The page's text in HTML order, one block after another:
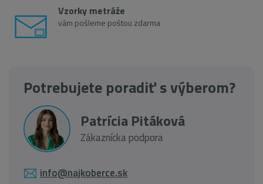
Vzorky metráže
vám pošleme poštou zdarma
Potrebujete poradiť s výberom?
Patrícia Pitáková
Zákaznícka podpora
info@najkoberce.sk